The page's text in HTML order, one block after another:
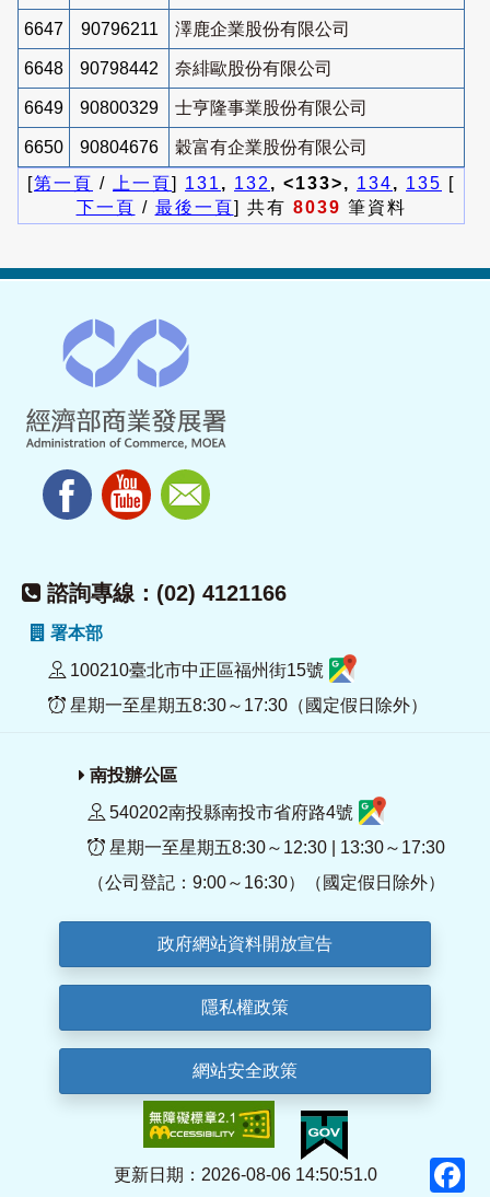
6647 90796211 澤鹿企業股份有限公司
6648 90798442 奈緋歐股份有限公司
6649 90800329 士亨隆事業股份有限公司
6650 90804676
穀富有企業股份有限公司
[第一頁 / 上一頁] 131 , 132 , <133>, 134, 135 [
下一頁 / 最後一頁] 共有 8039 筆資料
諮詢專線：(02) 4121166
署本部
100210臺北市中正區福州街15號
星期一至星期五8:30～17:30（國定假日除外）
南投辦公區
540202南投縣南投市省府路4號
星期一至星期五8:30～12:30 | 13:30～17:30
（公司登記：9:00～16:30）（國定假日除外）
政府網站資料開放宣告
隱私權政策
網站安全政策
更新日期：2026-08-06 14:50:51.0